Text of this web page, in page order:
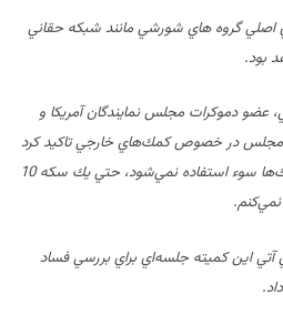
گروه هاي شورشي مانند شبکه حقاني
بود.
عضو دموكرات مجلس نمايندگان آمريكا و
درخصوص كمك‌هاي خارجي تاكيد كرد
سوء استفاده
نمي‌شود، حتي يك سكه 10
.
اين كميته جلسه‌اي براي بررسي فساد
.